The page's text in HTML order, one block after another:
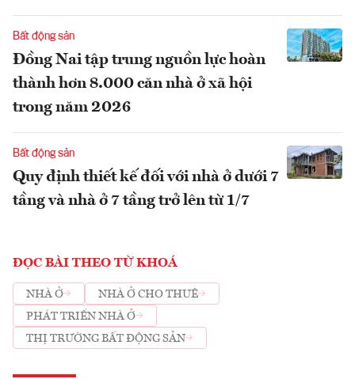
Bất động sản
Đồng Nai tập trung nguồn lực hoàn
thành hơn 8.000 căn nhà ở xã hội
trong năm 2026
Bất động sản
Quy định thiết kế đối với nhà ở dưới 7
tầng và nhà ở 7 tầng trở lên từ 1/7
ĐỌC BÀI THEO TỪ KHOÁ
NHÀ Ở
NHÀ Ở CHO THUÊ
PHÁT TRIỂN NHÀ Ở
THỊ TRƯỜNG BẤT ĐỘNG SẢN